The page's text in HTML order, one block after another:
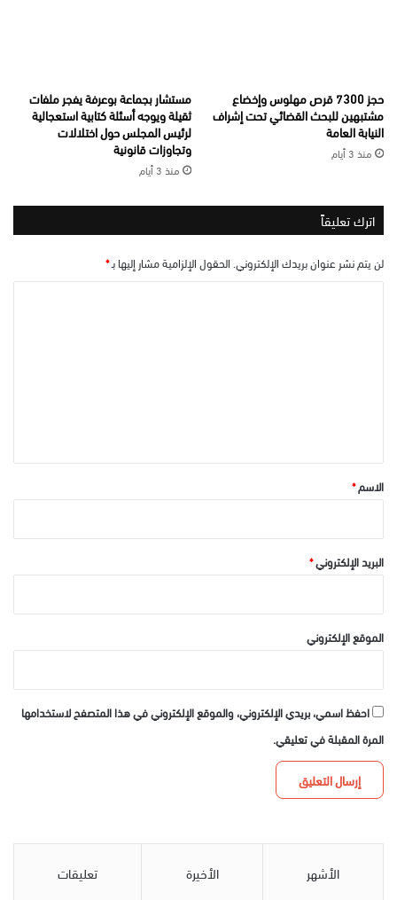
حجز 7300 قرص مهلوس وإخضاع
مشتبهين للبحث القضائي تحت إشراف
النيابة العامة
منذ 3 أيام
مستشار بجماعة بوعرفة يفجر ملفات
ثقيلة ويوجه أسئلة كتابية استعجالية
لرئيس المجلس حول اختلالات
وتجاوزات قانونية
منذ 3 أيام
اترك تعليقاً
لن يتم نشر عنوان بريدك الإلكتروني. الحقول الإلزامية مشار إليها بـ*
*الاسم*
البريد الإلكتروني*
الموقع الإلكتروني
احفظ اسمي، بريدي الإلكتروني، والموقع الإلكتروني في هذا المتصفح لاستخدامها
المرة المقبلة في تعليقي.
الأشهر الأخيرة تعليقات